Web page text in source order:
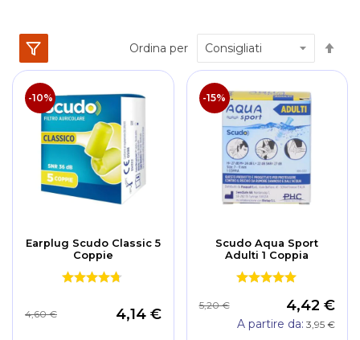
Ordina per
-10%
Earplug Scudo Classic 5
Coppie
4,14 €
4,60 €
-15%
Scudo Aqua Sport
Adulti 1 Coppia
4,42 €
5,20 €
A partire da 3,95 €